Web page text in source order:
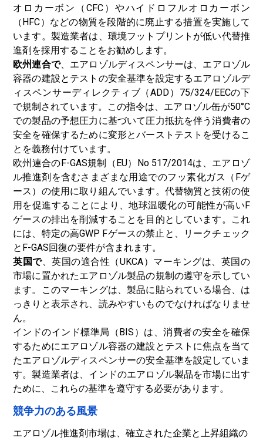
オロカーボン（CFC）やハイドロフルオロカーボン
（HFC）などの物質を段階的に廃止する措置を実施して
います。製造業者は、環境フットプリントが低い代替推
進剤を採用することをお勧めします。
欧州連合で、エアロゾルディスペンサーは、エアロゾル
容器の建設とテストの安全基準を設定するエアロゾルデ
ィスペンサーディレクティブ（ADD）75/324/EECの下
で規制されています。この指令は、エアロゾル缶が50°C
での製品の予想圧力に基づいて圧力抵抗を伴う消費者の
安全を確保するために変形とバーストテストを受けるこ
とを義務付けています。
欧州連合のF-GAS規制（EU）No 517/2014は、エアロゾ
ル推進剤を含むさまざまな用途でのフッ素化ガス（Fゲ
ース）の使用に取り組んでいます。代替物質と技術の使
用を促進することにより、地球温暖化の可能性が高いF
ゲースの排出を削減することを目的としています。これ
には、特定の高GWP Fゲースの禁止と、リークチェック
とF-GAS回復の要件が含まれます。
英国で、英国の適合性（UKCA）マーキングは、英国の
市場に置かれたエアロゾル製品の規制の遵守を示してい
ます。このマーキングは、製品に貼られている場合、は
っきりと表示され、読みやすいものでなければなりませ
ん。
インドのインド標準局（BIS）は、消費者の安全を確保
するためにエアロゾル容器の建設とテストに焦点を当て
たエアロゾルディスペンサーの安全基準を設定していま
す。製造業者は、インドのエアロゾル製品を市場に出す
ために、これらの基準を遵守する必要があります。
競争力のある風景
エアロゾル推進剤市場は、確立された企業と上昇組織の